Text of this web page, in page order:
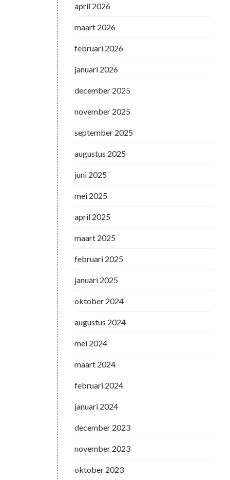
april 2026
maart 2026
februari 2026
januari 2026
december 2025
november 2025
september 2025
augustus 2025
juni 2025
mei 2025
april 2025
maart 2025
februari 2025
januari 2025
oktober 2024
augustus 2024
mei 2024
maart 2024
februari 2024
januari 2024
december 2023
november 2023
oktober 2023